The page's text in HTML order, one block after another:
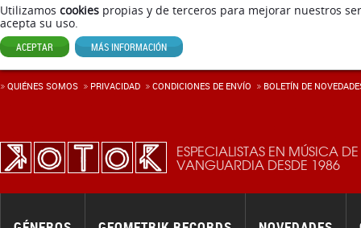
Utilizamos cookies propias y de terceros para mejorar nuestros
acepta su uso.
ACEPTAR MÁS INFORMACIÓN
ESPECIALISTAS EN MÚSICA DE
VANGUARDIA DESDE 1986
QUIÉNES SOMOS PRIVACIDAD CONDICIONES DE ENVÍ­O BOLETÍN DE